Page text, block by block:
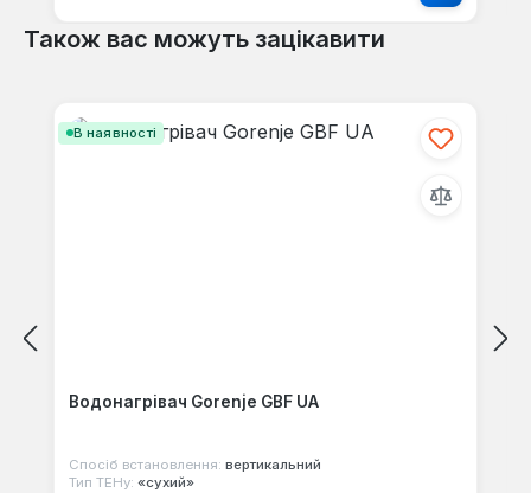
Також вас можуть зацікавити
В наявності
Водонагрівач Gorenje GBF UA
Спосіб встановлення: вертикальний
Тип ТЕНу: «сухий»